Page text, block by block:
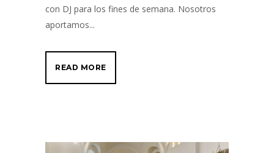
con DJ para los fines de semana. Nosotros
aportamos...
READ MORE